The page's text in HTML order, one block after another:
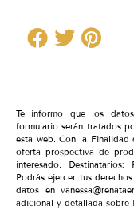
Te informo que los
formulario serán tratados
esta web. Con la
oferta prospectiva de
interesado.
Podrás ejercer tus
datos en
adicional y detallada sobre